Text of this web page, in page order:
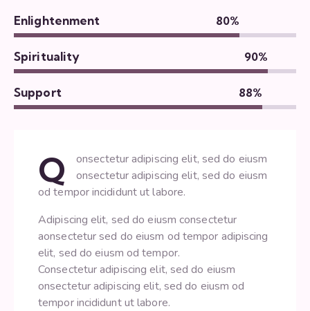
Enlightenment 80%
Spirituality 90%
Support 88%
Q
onsectetur adipiscing elit, sed do eiusm
onsectetur adipiscing elit, sed do eiusm
od tempor incididunt ut labore.
Adipiscing elit, sed do eiusm consectetur
aonsectetur sed do eiusm od tempor adipiscing
elit, sed do eiusm od tempor.
Consectetur adipiscing elit, sed do eiusm
onsectetur adipiscing elit, sed do eiusm od
tempor incididunt ut labore.